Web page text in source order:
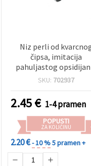
Niz perli od
čipsa, imitacija
pahuljastog
polirane, 5–7 mm,
SKU: 702937
2.45€ 1-4 pramen
POPUSTI
ZA KOLIČINU
2.20 €- 10 %5 pramen +